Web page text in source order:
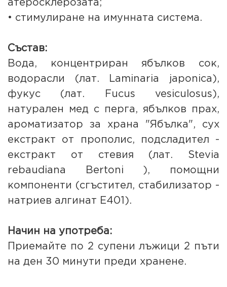
атеросклерозата;
• стимулиране на имунната система.
Състав:
Вода, концентриран ябълков сок,
водорасли (лат. Laminaria japonica),
фукус (лат. Fucus vesiculosus),
натурален мед с перга, ябълков прах,
ароматизатор за храна "Ябълка", сух
екстракт от прополис, подсладител -
екстракт от стевия (лат. Stevia
rebaudiana Bertoni ), помощни
компоненти (сгъстител, стабилизатор -
натриев алгинат E401).
Начин на употреба:
Приемайте по 2 супени лъжици 2 пъти
на ден 30 минути преди хранене.